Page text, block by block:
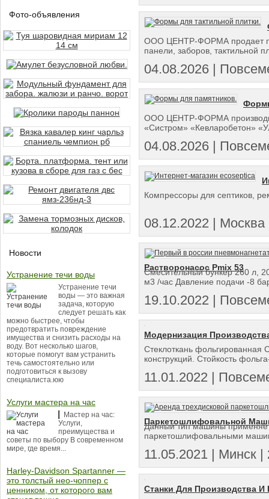
ООО ЦЕНТР-ФОРМА продает
панели, заборов, тактильной
04.08.2026 |
ООО ЦЕНТР-ФОРМА
«Систром» «Кевларобетон»
04.08.2026 |
Компрессоры для септиков,
08.12.2022 | Москва
Растворонасос Pmix 53
Смесительный бункер 260 л,
м3 /час Давление подачи -8
19.10.2022 |
Модернизация
Стеклоткань фольгированная
конструкций. Стойкость
11.01.2022 |
Паркетошлифовальной
Данный тип машины
паркетошлифовальными
11.05.2021 | Минск |
Станки Для Производства И
Фото-объявления
Новости
Устранение течи воды
Устранение течи
воды — это важная
задача, которую
следует решать как
можно быстрее, чтобы
предотвратить повреждение
имущества и снизить расходы на
воду. Вот несколько шагов,
которые помогут вам устранить
течь самостоятельно или
подготовиться к вызову
специалиста.юю
Услуги мастера на час
▎Мастер на час:
Услуги,
преимущества и
советы по выбору В современном
мире, где время...
Harley-Davidson Spartanner —
это толстый нео-чоппер с
ценником, от которого вам